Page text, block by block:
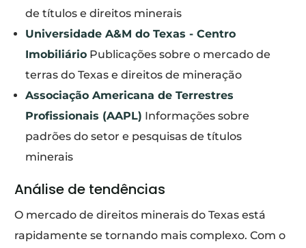
de títulos e direitos minerais
Universidade A&M do Texas - Centro
Imobiliário Publicações sobre o mercado de
terras do Texas e direitos de mineração
Associação Americana de Terrestres
Profissionais (AAPL) Informações sobre
padrões do setor e pesquisas de títulos
minerais
Análise de tendências
O mercado de direitos minerais do Texas está
rapidamente se tornando mais complexo. Com o